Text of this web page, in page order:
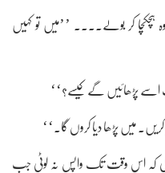
وہ ہچکچا کر بولے.... ’’میں تو کہیں
پڑھائیں گے کیسے؟‘‘
میں پڑھا دیا کروں گا۔‘‘
کہ اس وقت تک واپس نہ لوٹی جب